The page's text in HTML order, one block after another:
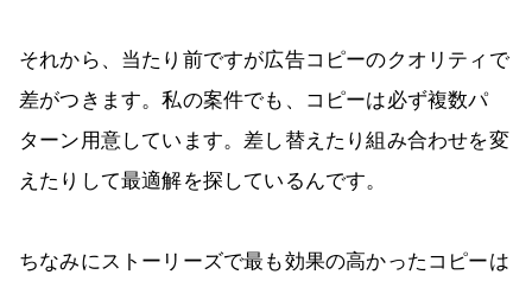
それから、当たり前ですが広告コピーのクオリティで
差がつきます。私の案件でも、コピーは必ず複数パ
ターン用意しています。差し替えたり組み合わせを変
えたりして最適解を探しているんです。
ちなみにストーリーズで最も効果の高かったコピーは